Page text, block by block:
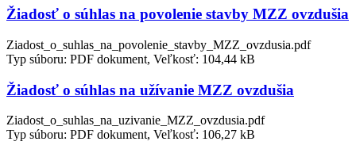
Žiadosť o súhlas na povolenie stavby MZZ ovzdušia
Ziadost_o_suhlas_na_povolenie_stavby_MZZ_ovzdusia.pdf
Typ súboru: PDF dokument, Veľkosť: 104,44 kB
Žiadosť o súhlas na užívanie MZZ ovzdušia
Ziadost_o_suhlas_na_uzivanie_MZZ_ovzdusia.pdf
Typ súboru: PDF dokument, Veľkosť: 106,27 kB